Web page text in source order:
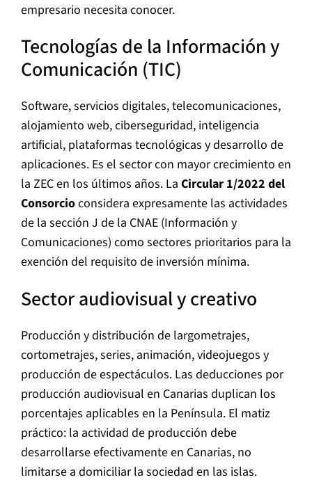
empresario necesita conocer.
Tecnologías de la Información y
Comunicación (TIC)
Software, servicios digitales, telecomunicaciones,
alojamiento web, ciberseguridad, inteligencia
artificial, plataformas tecnológicas y desarrollo de
aplicaciones. Es el sector con mayor crecimiento en
la ZEC en los últimos años. La Circular 1/2022 del
Consorcioconsidera expresamente las actividades
de la sección J de la CNAE (Información y
Comunicaciones) como sectores prioritarios para la
exención del requisito de inversión mínima.
Sector audiovisual y creativo
Producción y distribución de largometrajes,
cortometrajes, series, animación, videojuegos y
producción de espectáculos. Las deducciones por
producción audiovisual en Canarias duplican los
porcentajes aplicables en la Península. El matiz
práctico: la actividad de producción debe
desarrollarse efectivamente en Canarias, no
limitarse a domiciliar la sociedad en las islas.